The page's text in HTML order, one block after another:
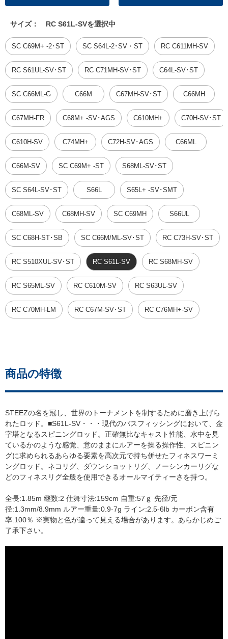
サイズ： RC S61L-SVを選択中
SC C69M+ -2･ST SC S64L-2･SV・ST RC C611MH-SV
RC S61UL-SV･ST RC C71MH-SV･ST C64L-SV･ST
SC C66ML-G C66M C67MH-SV･ST C66MH
C67MH-FR C68M+ -SV･AGS C610MH+ C70H-SV･ST
C610H-SV C74MH+ C72H-SV･AGS C66ML
C66M-SV SC C69M+ -ST S68ML-SV･ST
SC S64L-SV･ST S66L S65L+ -SV･SMT
C68ML-SV C68MH-SV SC C69MH S66UL
SC C68H-ST･SB SC C66M/ML-SV･ST RC C73H-SV･ST
RC S510XUL-SV･ST RC S61L-SV RC S68MH-SV
RC S65ML-SV RC C610M-SV RC S63UL-SV
RC C70MH-LM RC C67M-SV･ST RC C76MH+-SV
商品の特徴
STEEZの名を冠し、世界のトーナメントを制するために磨き上げら
れたロッド。■S61L-SV・・・現代のバスフィッシングにおいて、金
字塔となるスピニングロッド。正確無比なキャスト性能、水中を見
ているかのような感覚、意のままにルアーを操る操作性、スピニン
グに求められるあらゆる要素を高次元で持ち併せたフィネスワーミ
ングロッド。ネコリグ、ダウンショットリグ、ノーシンカーリグな
どのフィネスリグ全般を使用できるオールマイティーさを持つ。
全長:1.85m 継数:2 仕舞寸法:159cm 自重:57ｇ 先径/元
径:1.3mm/8.9mm ルアー重量:0.9-7g ライン:2.5-6lb カーボン含有
率:100％ ※実物と色が違って見える場合があります。あらかじめご
了承下さい。